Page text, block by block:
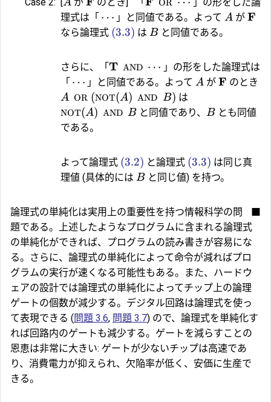
A OR
理式は「 ⋯ 」と同値である。よって A がF
なら論理式 (3.3) は Bと同値である。
さらに、「T AND ⋯ 」の形をした論理式は
「 ⋯ 」と同値である。よって A がF のとき
A OR (NOT(A) AND B) は
NOT(A) AND B と同値であり、 B とも同値
である。
よって論理式 (3.2) と論理式 (3.3) は同じ真
理値 (具体的には Bと同じ値) を持つ。
■
論理式の単純化は実用上の重要性を持つ情報科学の問
題である。上述したようなプログラムに含まれる論理式
の単純化ができれば、プログラムの読み書きが容易にな
る。さらに、論理式の単純化によって命令が減ればプロ
グラムの実行が速くなる可能性もある。また、ハードウ
ェアの設計では論理式の単純化によってチップ上の論理
ゲートの個数が減少する。デジタル回路は論理式を使っ
て表現できる (問題 3.6, 問題 3.7) ので、論理式を単純化す
れば回路内のゲートも減少する。ゲートを減らすことの
恩恵は非常に大きい: ゲートが少ないチップは高速であ
り、消費電力が抑えられ、欠陥率が低く、安価に生産で
きる。